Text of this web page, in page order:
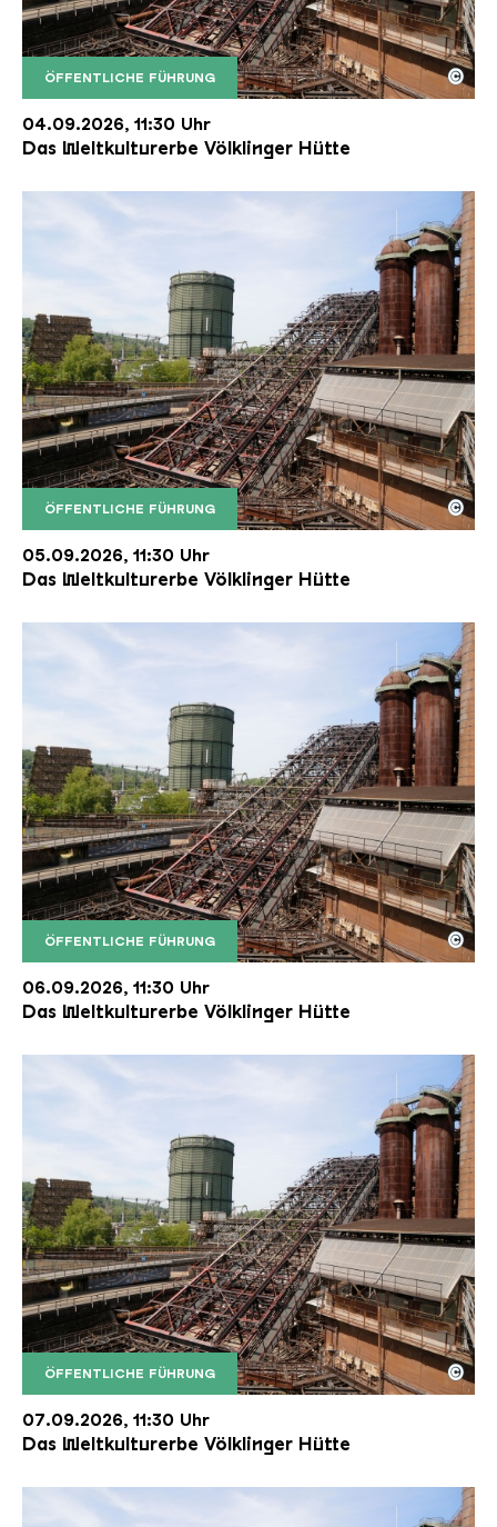
ÖFFENTLICHE FÜHRUNG
Der Erzschrägaufzug der Völklinger Hütte mit
Copyright: Weltkulturerbe Völklinger Hütte | Karl
©
04.09.2026, 11:30 Uhr
Das Weltkulturerbe Völklinger Hütte
ÖFFENTLICHE FÜHRUNG
Der Erzschrägaufzug der Völklinger Hütte mit
Copyright: Weltkulturerbe Völklinger Hütte | Karl
©
05.09.2026, 11:30 Uhr
Das Weltkulturerbe Völklinger Hütte
ÖFFENTLICHE FÜHRUNG
Der Erzschrägaufzug der Völklinger Hütte mit
Copyright: Weltkulturerbe Völklinger Hütte | Karl
©
06.09.2026, 11:30 Uhr
Das Weltkulturerbe Völklinger Hütte
ÖFFENTLICHE FÜHRUNG
Der Erzschrägaufzug der Völklinger Hütte mit
Copyright: Weltkulturerbe Völklinger Hütte | Karl
©
07.09.2026, 11:30 Uhr
Das Weltkulturerbe Völklinger Hütte